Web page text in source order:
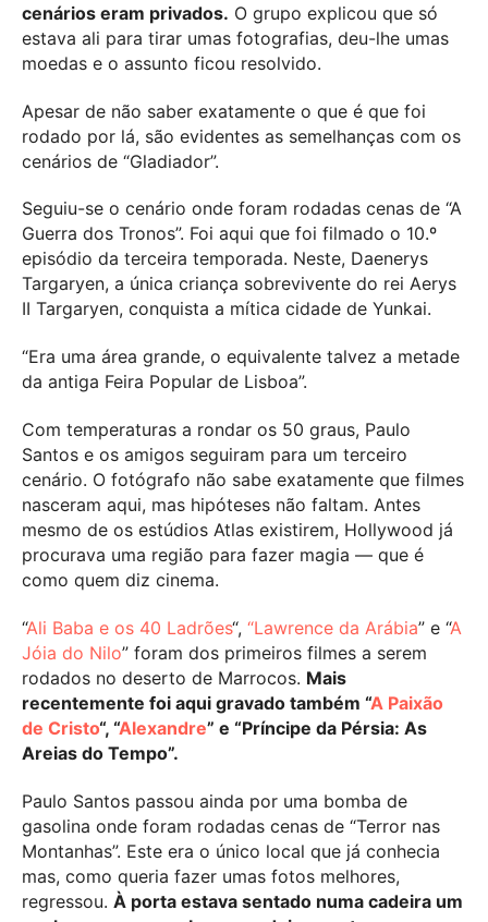
cenários eram privados. O grupo explicou que só
estava ali para tirar umas fotografias, deu-lhe umas
moedas e o assunto ficou resolvido.
Apesar de não saber exatamente o que é que foi
rodado por lá, são evidentes as semelhanças com os
cenários de “Gladiador”.
Seguiu-se o cenário onde foram rodadas cenas de “A
Guerra dos Tronos”. Foi aqui que foi filmado o 10.º
episódio da terceira temporada. Neste, Daenerys
Targaryen, a única criança sobrevivente do rei Aerys
II Targaryen, conquista a mítica cidade de Yunkai.
“Era uma área grande, o equivalente talvez a metade
da antiga Feira Popular de Lisboa”.
Com temperaturas a rondar os 50 graus, Paulo
Santos e os amigos seguiram para um terceiro
cenário. O fotógrafo não sabe exatamente que filmes
nasceram aqui, mas hipóteses não faltam. Antes
mesmo de os estúdios Atlas existirem, Hollywood já
procurava uma região para fazer magia — que é
como quem diz cinema.
“Ali Baba e os 40 Ladrões“, “Lawrence da Arábia” e “A
Jóia do Nilo” foram dos primeiros filmes a serem
rodados no deserto de Marrocos. Mais
recentemente foi aqui gravado também “A Paixão
de Cristo“, “Alexandre” e “Príncipe da Pérsia: As
Areias do Tempo”.
Paulo Santos passou ainda por uma bomba de
gasolina onde foram rodadas cenas de “Terror nas
Montanhas”. Este era o único local que já conhecia
mas, como queria fazer umas fotos melhores,
regressou. À porta estava sentado numa cadeira um